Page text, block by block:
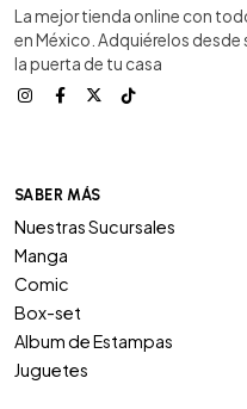
La mejor tienda online con
en México. Adquiérelos desde
la puerta de tu casa
SABER MÁS
Nuestras Sucursales
Manga
Comic
Box-set
Album de Estampas
Juguetes